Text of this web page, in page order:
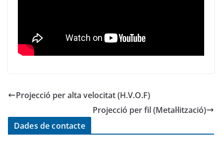
Projecció per alta velocitat (H.V.O.F)
Projecció per fil (Metal·lització)
Dades de contacte